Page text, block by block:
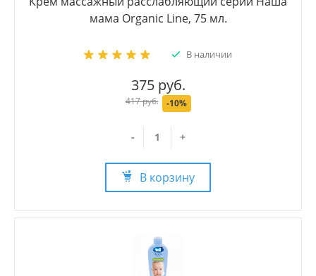
мама Organic Line, 75 мл.
В наличии
375 руб.
417 руб. -10%
- +
В корзину